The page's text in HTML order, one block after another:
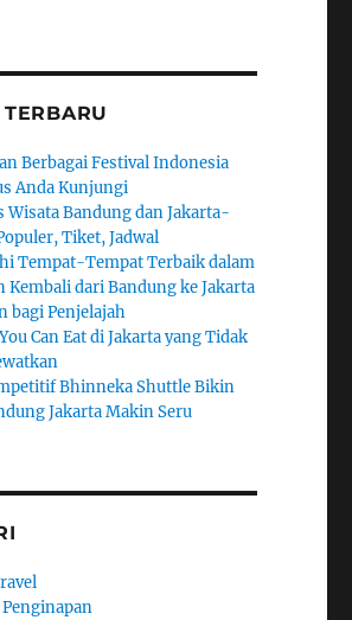
Berbagai Festival Indonesia
Anda Kunjungi
Wisata Bandung dan Jakarta-
Tiket, Jadwal
Tempat-Tempat Terbaik dalam
Kembali dari Bandung ke Jakarta
bagi Penjelajah
Can Eat di Jakarta yang Tidak
Bhinneka Shuttle Bikin
Jakarta Makin Seru